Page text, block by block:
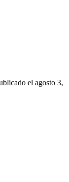
el agosto 3,